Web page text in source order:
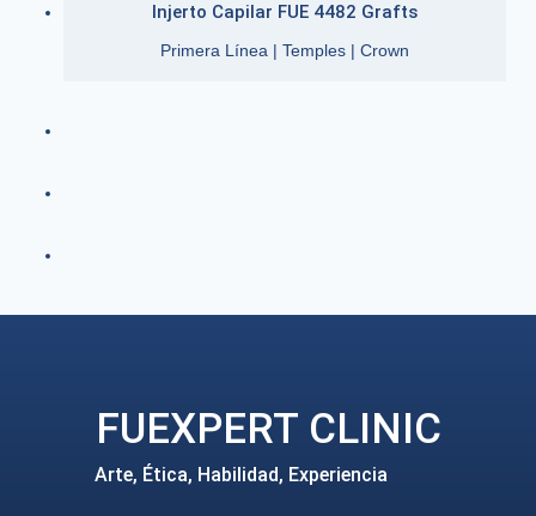
Injerto Capilar FUE 4482 Grafts
Primera Línea | Temples | Crown
FUEXPERT CLINIC
Arte, Ética, Habilidad, Experiencia